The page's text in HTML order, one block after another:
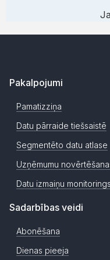
Pakalpojumi
Pamatizziņa
Datu pārraide tiešsaistē
Segmentēto datu atlase
Uzņēmumu
Datu izmaiņu monitorings
Sadarbības veidi
Abonēšana
Dienas pieeja